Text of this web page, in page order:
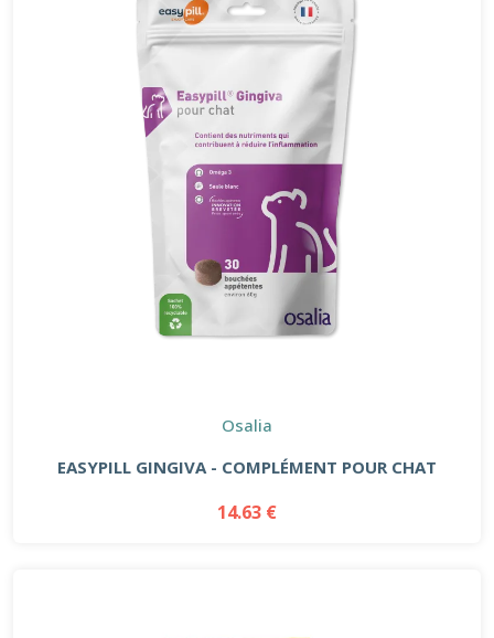
Osalia
EASYPILL GINGIVA - COMPLÉMENT POUR CHAT
14.63 €